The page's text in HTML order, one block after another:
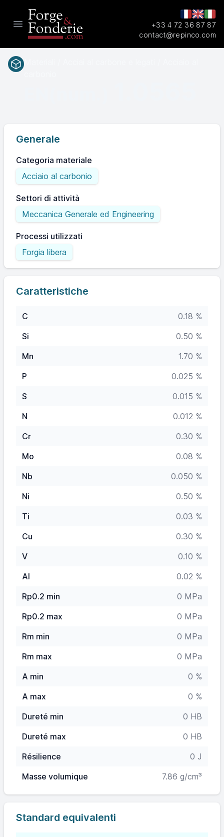
Open main menu
+33 4 72 36 87 87
contact@repinco.com
Generale
Categoria materiale
Acciaio al carbonio
Settori di attività
Meccanica Generale ed Engineering
Processi utilizzati
Forgia libera
Caratteristiche
C
0.18 %
Si
0.50 %
Mn
1.70 %
P
0.025 %
S
0.015 %
N
0.012 %
Cr
0.30 %
Mo
0.08 %
Nb
0.050 %
Ni
0.50 %
Ti
0.03 %
Cu
0.30 %
V
0.10 %
Al
0.02 %
Rp0.2 min
0 MPa
Rp0.2 max
0 MPa
Rm min
0 MPa
Rm max
0 MPa
A min
0 %
A max
0 %
Dureté min
0 HB
Dureté max
0 HB
Résilience
0 J
Masse volumique
7.86 g/cm³
Standard equivalenti